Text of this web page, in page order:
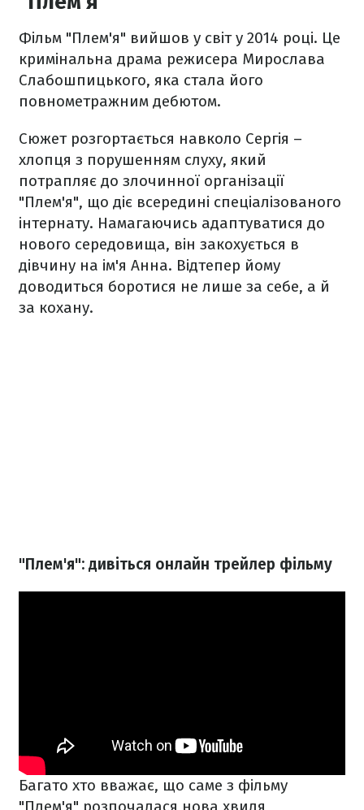
Фільм "Плем'я" вийшов у світ у 2014 році. Це
кримінальна драма режисера Мирослава
Слабошпицького, яка стала його
повнометражним дебютом.
Сюжет розгортається навколо Сергія –
хлопця з порушенням слуху, який
потрапляє до злочинної організації
"Плем'я", що діє всередині спеціалізованого
інтернату. Намагаючись адаптуватися до
нового середовища, він закохується в
дівчину на ім'я Анна. Відтепер йому
доводиться боротися не лише за себе, а й
за кохану.
"Плем'я": дивіться онлайн трейлер фільму
Багато хто вважає, що саме з фільму